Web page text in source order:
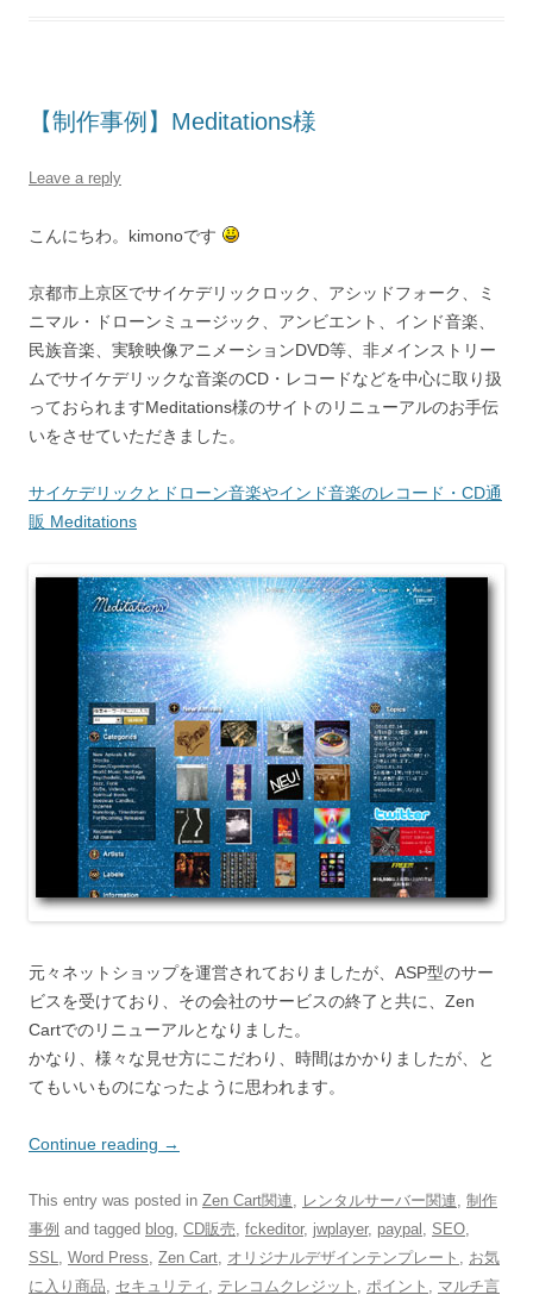
【制作事例】Meditations様
Leave a reply
こんにちわ。kimonoです
京都市上京区でサイケデリックロック、アシッドフォーク、ミ
ニマル・ドローンミュージック、アンビエント、インド音楽、
民族音楽、実験映像アニメーションDVD等、非メインストリー
ムでサイケデリックな音楽のCD・レコードなどを中心に取り扱
っておられますMeditations様のサイトのリニューアルのお手伝
いをさせていただきました。
サイケデリックとドローン音楽やインド音楽のレコード・CD通
販 Meditations
元々ネットショップを運営されておりましたが、ASP型のサー
ビスを受けており、その会社のサービスの終了と共に、Zen
Cartでのリニューアルとなりました。
かなり、様々な見せ方にこだわり、時間はかかりましたが、と
てもいいものになったように思われます。
Continue reading →
This entry was posted in Zen Cart関連 レンタルサーバー関連 制作
事例 and tagged blog CD販売 fckeditor, jwplayer, paypal SEO
SSL
Word Press Zen Cart オリジナルデザインテンプレート
お気
に入り商品
セキュリティ テレコムクレジット ポイント
マルチ言